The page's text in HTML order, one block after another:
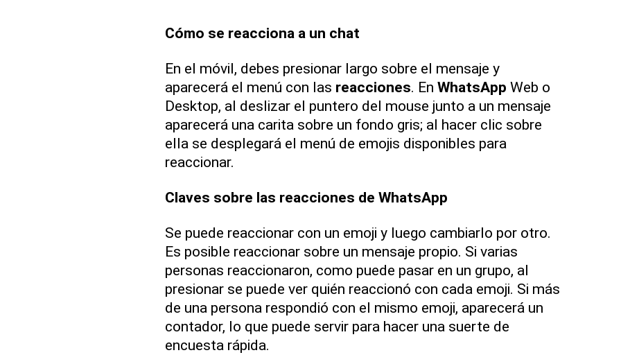
Cómo se reacciona a un chat
En el móvil, debes presionar largo sobre el mensaje y
aparecerá el menú con las reacciones. En WhatsApp Web o
Desktop, al deslizar el puntero del mouse junto a un mensaje
aparecerá una carita sobre un fondo gris; al hacer clic sobre
ella se desplegará el menú de emojis disponibles para
reaccionar.
Claves sobre las reacciones de WhatsApp
Se puede reaccionar con un emoji y luego cambiarlo por otro.
Es posible reaccionar sobre un mensaje propio. Si varias
personas reaccionaron, como puede pasar en un grupo, al
presionar se puede ver quién reaccionó con cada emoji. Si más
de una persona respondió con el mismo emoji, aparecerá un
contador, lo que puede servir para hacer una suerte de
encuesta rápida.